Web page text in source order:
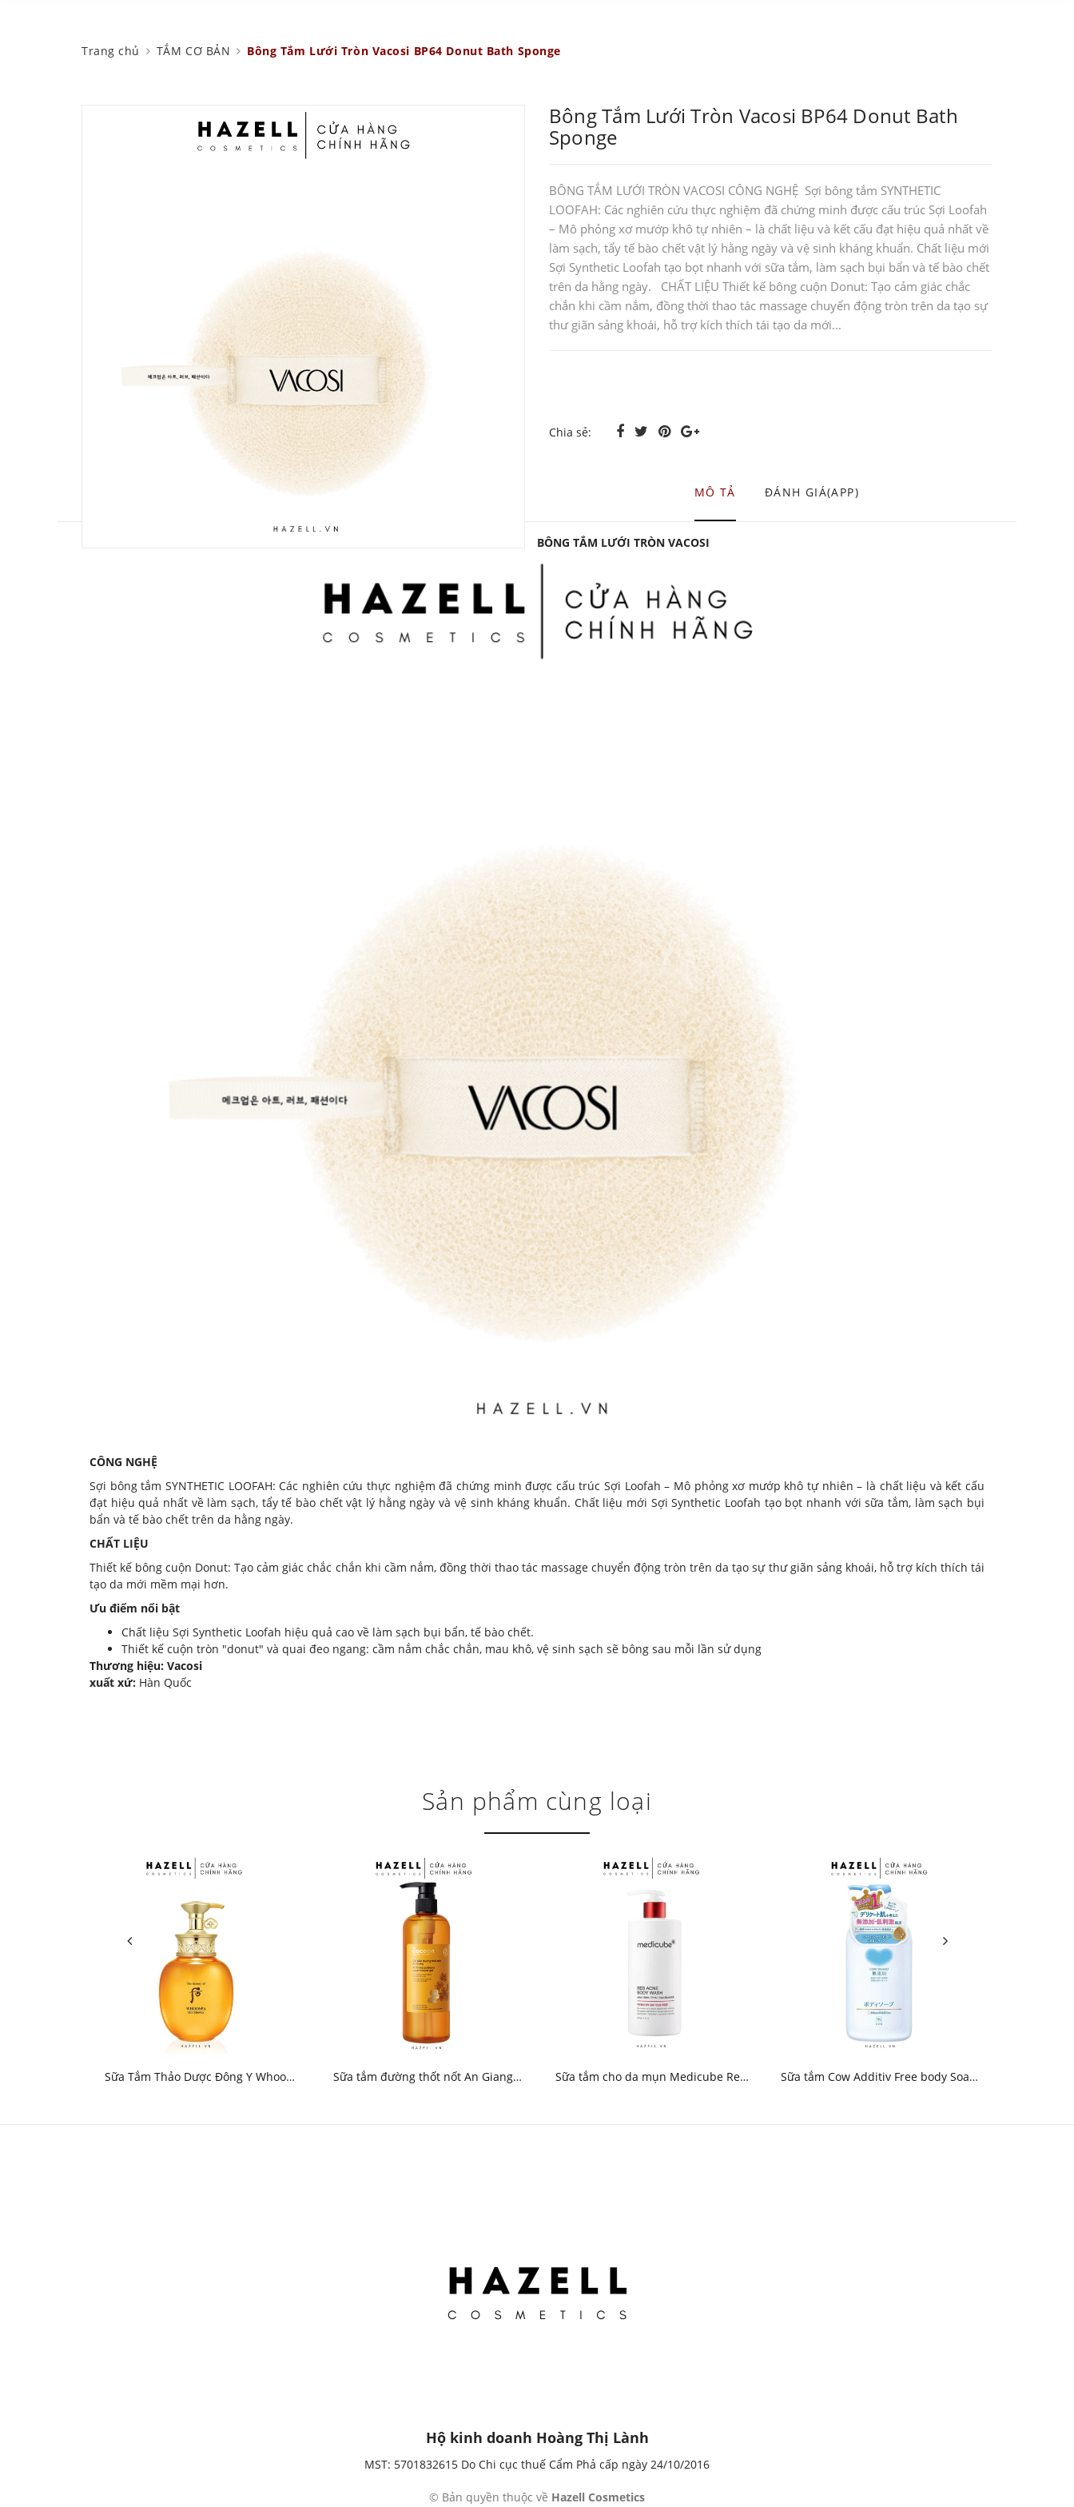
Trang chủ TẮM CƠ BẢN Bông Tắm Lưới Tròn Vacosi BP64 Donut Bath Sponge
Bông Tắm Lưới Tròn Vacosi BP64 Donut Bath
Sponge
BÔNG TẮM LƯỚI TRÒN VACOSI CÔNG NGHỆ Sợi bông tắm SYNTHETIC
LOOFAH: Các nghiên cứu thực nghiệm đã chứng minh được cấu trúc Sợi Loofah
– Mô phỏng xơ mướp khô tự nhiên – là chất liệu và kết cấu đạt hiệu quả nhất về
làm sạch, tẩy tế bào chết vật lý hằng ngày và vệ sinh kháng khuẩn. Chất liệu mới
Sợi Synthetic Loofah tạo bọt nhanh với sữa tắm, làm sạch bụi bẩn và tế bào chết
trên da hằng ngày. CHẤT LIỆU Thiết kế bông cuộn Donut: Tạo cảm giác chắc
chắn khi cầm nắm, đồng thời thao tác massage chuyển động tròn trên da tạo sự
thư giãn sảng khoái, hỗ trợ kích thích tái tạo da mới...
Chia sẻ:
MÔ TẢ ĐÁNH GIÁ(APP)
BÔNG TẮM LƯỚI TRÒN VACOSI
CÔNG NGHỆ
Sợi bông tắm SYNTHETIC LOOFAH: Các nghiên cứu thực nghiệm đã chứng minh được cấu trúc Sợi Loofah – Mô phỏng xơ mướp khô tự nhiên – là chất liệu và kết cấu
đạt hiệu quả nhất về làm sạch, tẩy tế bào chết vật lý hằng ngày và vệ sinh kháng khuẩn. Chất liệu mới Sợi Synthetic Loofah tạo bọt nhanh với sữa tắm, làm sạch bụi
bẩn và tế bào chết trên da hằng ngày.
CHẤT LIỆU
Thiết kế bông cuộn Donut: Tạo cảm giác chắc chắn khi cầm nắm, đồng thời thao tác massage chuyển động tròn trên da tạo sự thư giãn sảng khoái, hỗ trợ kích thích tái
tạo da mới mềm mại hơn.
Ưu điểm nổi bật
Chất liệu Sợi Synthetic Loofah hiệu quả cao về làm sạch bụi bẩn, tế bào chết.
Thiết kế cuộn tròn "donut" và quai đeo ngang: cầm nắm chắc chắn, mau khô, vệ sinh sạch sẽ bông sau mỗi lần sử dụng
Thương hiệu: Vacosi
xuất xứ: Hàn Quốc
Sản phẩm cùng loại
Sữa Tắm Thảo Dược Đông Y Whoo
Sữa tắm đường thốt nốt An Giang
Sữa tắm cho da mụn Medicube Red
Sữa tắm Cow Additiv Free body Soap
Hộ kinh doanh Hoàng Thị Lành
MST: 5701832615 Do Chi cục thuế Cẩm Phả cấp ngày 24/10/2016
© Bản quyền thuộc về Hazell Cosmetics